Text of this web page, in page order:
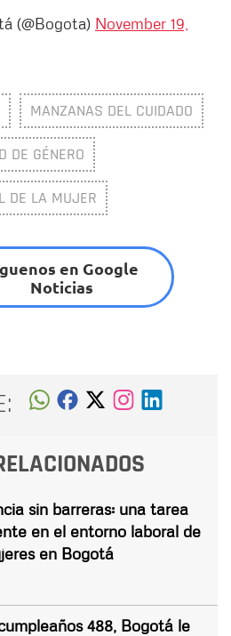
(@Bogota) November 19,
MANZANAS DEL CUIDADO
DE GÉNERO
DE LA MUJER
en Google
Noticias
sin barreras: una tarea
en el entorno laboral de
en Bogotá
488, Bogotá le